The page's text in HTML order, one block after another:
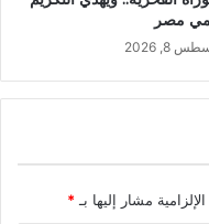
مصر
8, 2026
مشار إليها بـ *